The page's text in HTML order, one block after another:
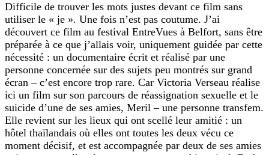
Difficile de trouver les mots justes devant ce film sans
utiliser le « je ». Une fois n’est pas coutume. J’ai
découvert ce film au festival EntreVues à Belfort, sans être
préparée à ce que j’allais voir, uniquement guidée par cette
nécessité : un documentaire écrit et réalisé par une
personne concernée sur des sujets peu montrés sur grand
écran – c’est encore trop rare. Car Victoria Verseau réalise
ici un film sur son parcours de réassignation sexuelle et le
suicide d’une de ses amies, Meril – une personne transfem.
Elle revient sur les lieux qui ont scellé leur amitié : un
hôtel thaïlandais où elles ont toutes les deux vécu ce
moment décisif, et est accompagnée par deux de ses amies